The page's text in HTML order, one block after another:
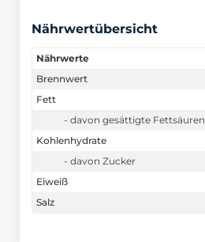
Nährwertübersicht
Nährwerte
Brennwert
Fett
- davon gesättigte Fettsäuren
Kohlenhydrate
- davon Zucker
Eiweiß
Salz